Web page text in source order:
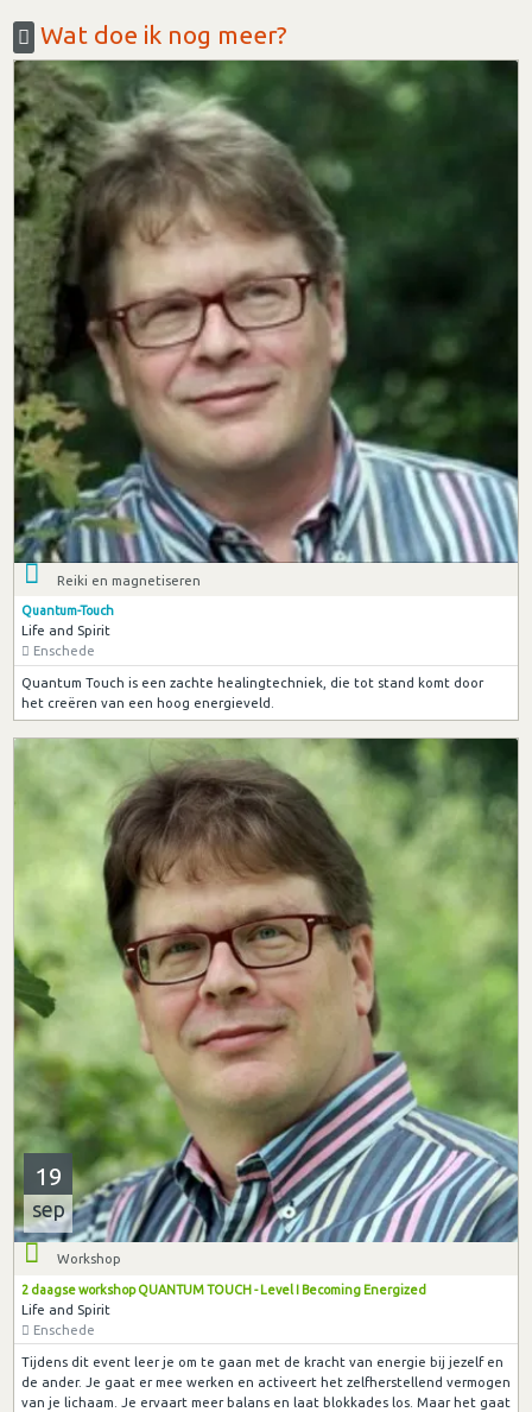
Wat doe ik nog meer?
Reiki en magnetiseren
Quantum-Touch
Life and Spirit
Enschede
Quantum Touch is een zachte healingtechniek, die tot stand komt door
het creëren van een hoog energieveld.
19
sep
Workshop
2 daagse workshop QUANTUM TOUCH - Level I Becoming Energized
Life and Spirit
Enschede
Tijdens dit event leer je om te gaan met de kracht van energie bij jezelf en
de ander. Je gaat er mee werken en activeert het zelfherstellend vermogen
van je lichaam. Je ervaart meer balans en laat blokkades los. Maar het gaat